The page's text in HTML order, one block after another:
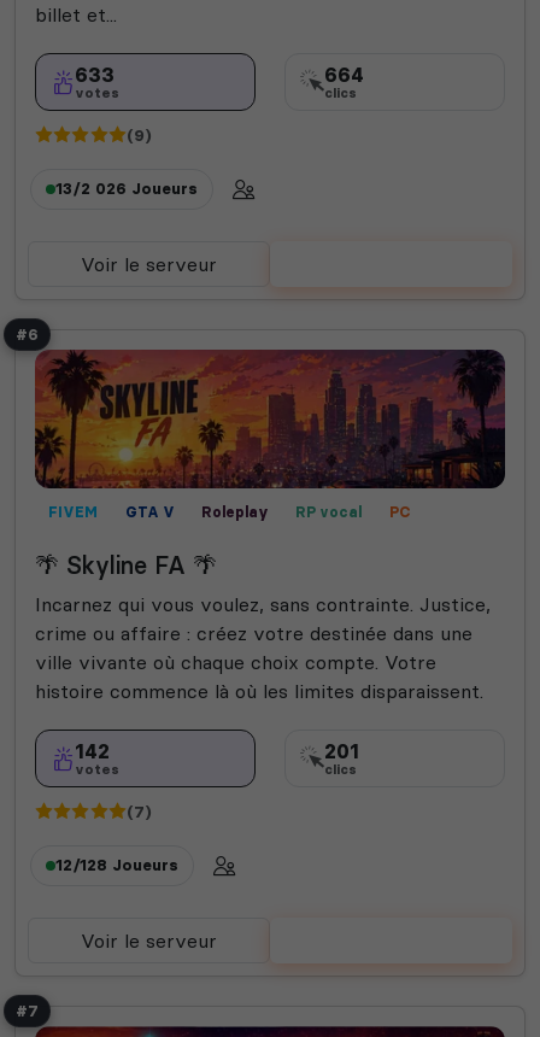
billet et...
633
votes
664
clics
(9)
13/2 026 Joueurs
Voir le serveur
#6
FIVEM GTA V Roleplay RP vocal
PC
🌴 Skyline FA 🌴
Incarnez qui vous voulez, sans contrainte. Justice,
crime ou affaire : créez votre destinée dans une
ville vivante où chaque choix compte. Votre
histoire commence là où les limites disparaissent.
142
votes
201
clics
(7)
12/128 Joueurs
Voir le serveur
#7